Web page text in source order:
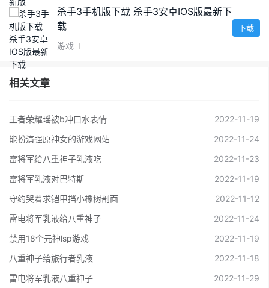
杀手3手机版下载 杀手3安卓IOS版最新下
载
游戏
下载
相关文章
王者荣耀瑶被b冲口水表情
2022-11-19
能扮演强原神女的游戏网站
2022-11-24
雷将军给八重神子乳液吃
2022-11-23
雷将军乳液对巴特斯
2022-11-19
守约哭着求铠甲挡小橡树剖面
2022-11-12
雷电将军乳液给八重神子
2022-11-24
禁用18个元神lsp游戏
2022-11-19
八重神子给旅行者乳液
2022-11-18
雷电将军乳液八重神子
2022-11-29